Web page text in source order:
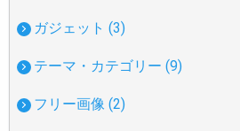
ガジェット (3)
テーマ・カテゴリー (9)
フリー画像 (2)